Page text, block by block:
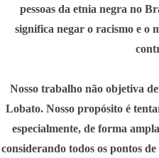
pessoas da etnia negra no
significa negar o racismo e o
Nosso trabalho não objetiva
Lobato. Nosso propósito é
especialmente, de forma
considerando todos os pontos